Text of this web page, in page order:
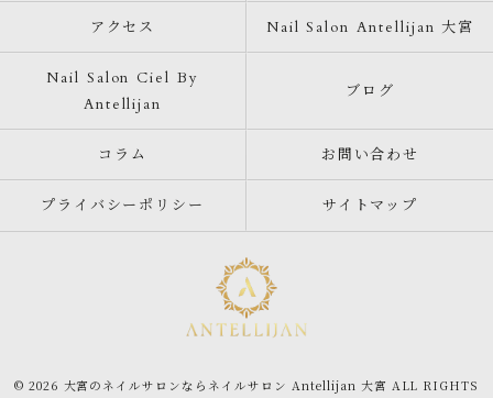
アクセス Nail Salon Antellijan 大宮
Nail Salon Ciel By
Antellijan
ブログ
コラム お問い合わせ
プライバシーポリシー サイトマップ
© 2026 大宮のネイルサロンならネイルサロン Antellijan 大宮 ALL RIGHTS